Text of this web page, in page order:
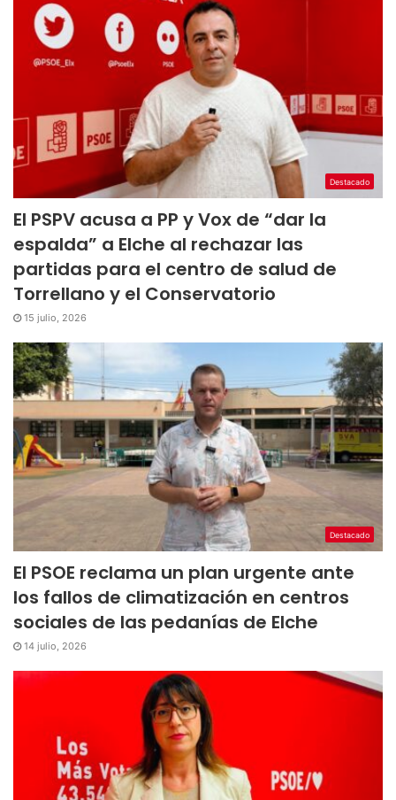
Destacado
El PSPV acusa a PP y Vox de “dar la
espalda” a Elche al rechazar las
partidas para el centro de salud de
Torrellano y el Conservatorio
15 julio, 2026
Destacado
El PSOE reclama un plan urgente ante
los fallos de climatización en centros
sociales de las pedanías de Elche
14 julio, 2026